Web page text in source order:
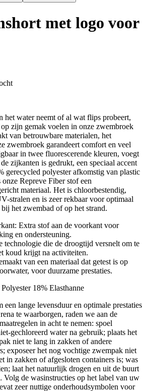
met logo voor
het water neemt of al wat flips probeert,
zijn gemak voelen in onze zwembroek
van betrouwbare materialen, het
zwembroek garandeert comfort en veel
in twee fluorescerende kleuren, voegt
zijkanten is gedrukt, een speciaal accent
gerecycled polyester afkomstig van plastic
Repreve Fiber stof een
materiaal. Het is chloorbestendig,
stralen en is zeer rekbaar voor optimaal
het zwembad of op het strand.
Extra stof aan de voorkant voor
en ondersteuning.
technologie die de droogtijd versnelt om te
koud krijgt na activiteiten.
van een materiaal dat getest is op
voor duurzame prestaties.
18% Elasthanne
een lange levensduur en optimale prestaties
te waarborgen, raden we aan de
in acht te nemen: spoel
gechloreerd water na gebruik; plaats het
niet te lang in zakken of andere
exposeer het nog vochtige zwempak niet
in zakken of afgesloten containers is; was
laat het natuurlijk drogen en uit de buurt
Volg de wasinstructies op het label van uw
zeer nuttige onderhoudsymbolen voor